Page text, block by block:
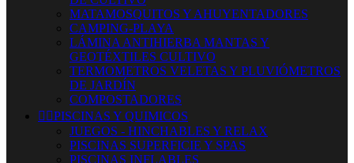
MATAMOSQUITOS Y AHUYENTADORES
CAMPING-PLAYA
LÁMINA ANTIHIERBA MANTAS Y
GEOTÉXTILES CULTIVO
TERMOMETROS VELETAS Y PLUVIÓMETROS
DE JARDÍN
COMPOSTADORES
 PISCINAS Y QUIMICOS
JUEGOS - HINCHABLES Y RELAX
PISCINAS SUPERFICIE Y SPAS
PISCINAS INFLABLES